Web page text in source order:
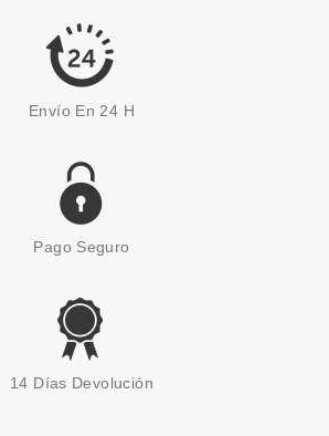
Envío En 24 H
Pago Seguro
14 Días Devolución